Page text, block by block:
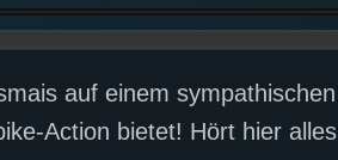
auf einem sympathischen
Action bietet! Hört hier alles